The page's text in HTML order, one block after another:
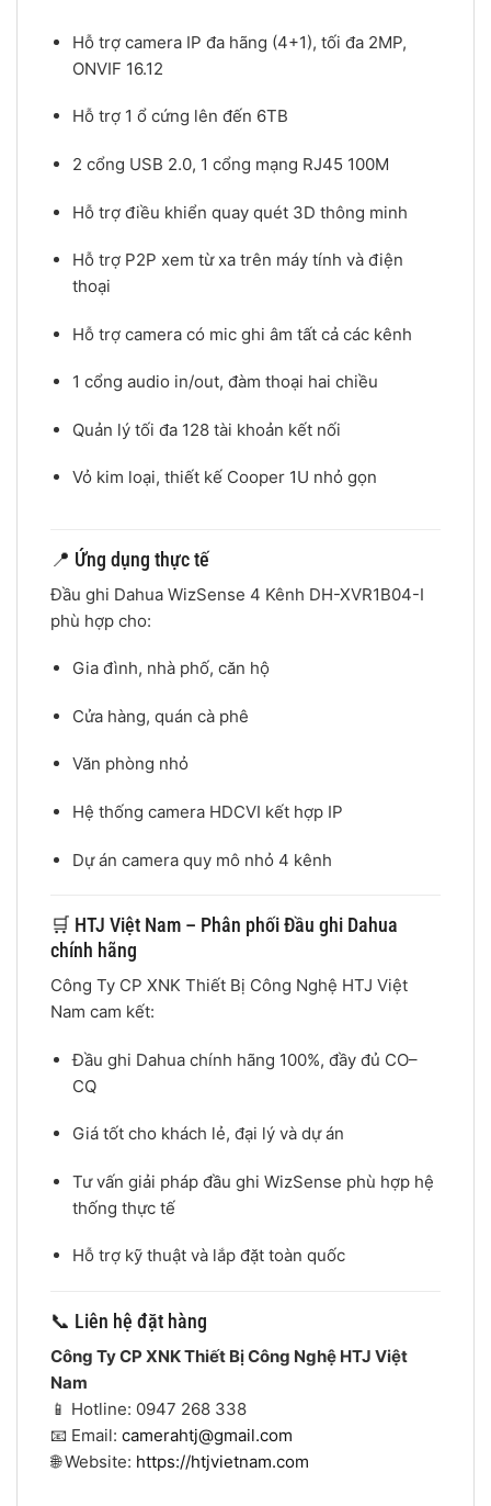
Hỗ trợ camera IP đa hãng (4+1), tối đa 2MP,
ONVIF 16.12
Hỗ trợ 1 ổ cứng lên đến 6TB
2 cổng USB 2.0, 1 cổng mạng RJ45 100M
Hỗ trợ điều khiển quay quét 3D thông minh
Hỗ trợ P2P xem từ xa trên máy tính và điện
thoại
Hỗ trợ camera có mic ghi âm tất cả các kênh
1 cổng audio in/out, đàm thoại hai chiều
Quản lý tối đa 128 tài khoản kết nối
Vỏ kim loại, thiết kế Cooper 1U nhỏ gọn
📍 Ứng dụng thực tế
Đầu ghi Dahua WizSense 4 Kênh DH-XVR1B04-I
phù hợp cho:
Gia đình, nhà phố, căn hộ
Cửa hàng, quán cà phê
Văn phòng nhỏ
Hệ thống camera HDCVI kết hợp IP
Dự án camera quy mô nhỏ 4 kênh
🛒 HTJ Việt Nam – Phân phối Đầu ghi Dahua
chính hãng
Công Ty CP XNK Thiết Bị Công Nghệ HTJ Việt
Nam cam kết:
Đầu ghi Dahua chính hãng 100%, đầy đủ CO–
CQ
Giá tốt cho khách lẻ, đại lý và dự án
Tư vấn giải pháp đầu ghi WizSense phù hợp hệ
thống thực tế
Hỗ trợ kỹ thuật và lắp đặt toàn quốc
📞 Liên hệ đặt hàng
Công Ty CP XNK Thiết Bị Công Nghệ HTJ Việt
Nam
📱 Hotline: 0947 268 338
📧 Email: camerahtj@gmail.com
🌐 Website: https://htjvietnam.com